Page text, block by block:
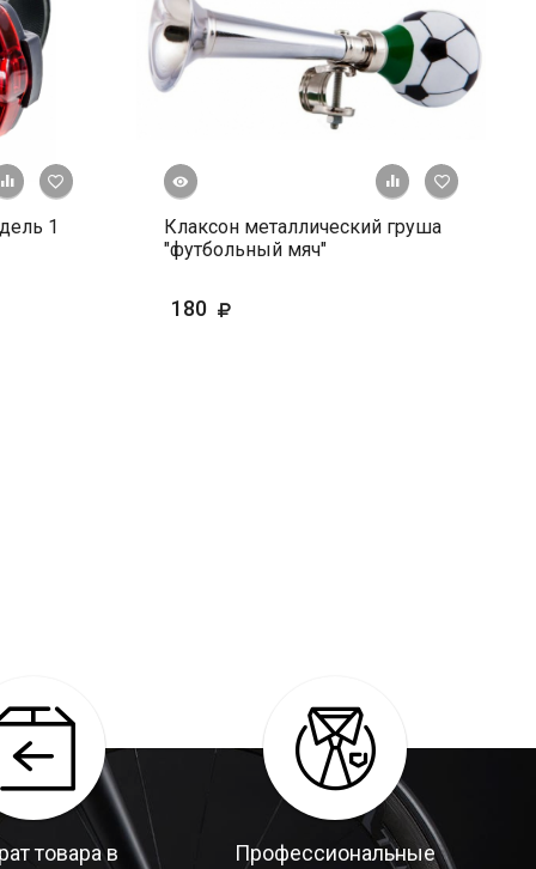
+ К сравнению
В избранное
1
+ К
просмотр
Клаксон металлический груша
"футбольный мяч"
180
товара в
Профессиональные